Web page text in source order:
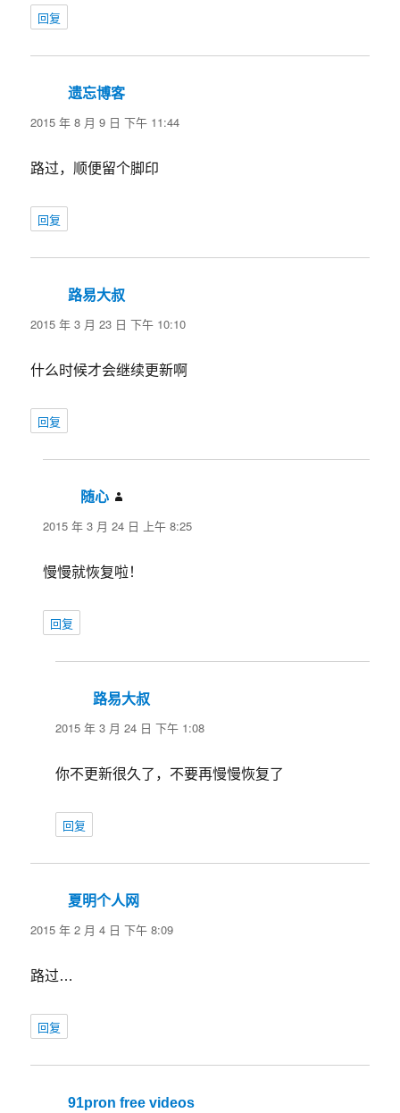
回复
遗忘博客说
道：
2015 年 8 月 9 日 下午 11:44
路过，顺便留个脚印
回复
路易大叔
道：
2015 年 3 月 23 日 下午 10:10
什么时候才会继续更新啊
回复
随心
道：
2015 年 3 月 24 日 上午 8:25
慢慢就恢复啦！
回复
路易大叔
道：
2015 年 3 月 24 日 下午 1:08
你不更新很久了，不要再慢慢恢复了
回复
夏明个人网
道：
2015 年 2 月 4 日 下午 8:09
路过…
回复
91pron free videos